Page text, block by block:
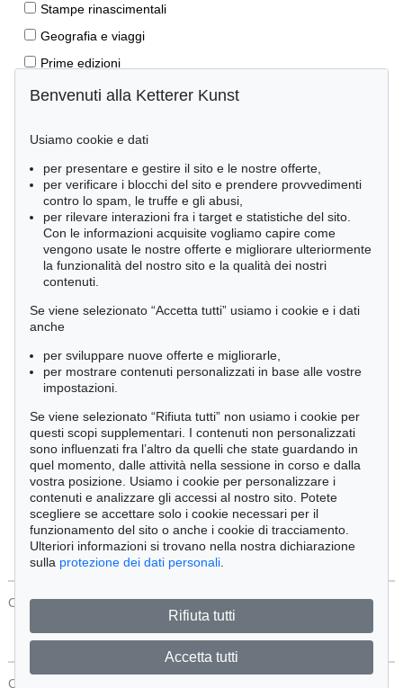
Stampe rinascimentali
Geografia e viaggi
Prime edizioni
Manoscritti antichi
Libri per bambini
Lifestyle
Pietre miliari delle scienze naturali
Letteratura classica
Economia e diritto
Meraviglie della natura
Cimelia
Ordine:
Tutti gli oggetti
Solo offerte attuali
Solo oggetti venduti
Cerca
CONTATTI Protezione Dei Dati
CONTATTI
Benvenuti alla Ketterer Kunst
Usiamo cookie e dati
per presentare e gestire il sito e le nostre offerte,
per verificare i blocchi del sito e prendere provvedimenti
contro lo spam, le truffe e gli abusi,
per rilevare interazioni fra i target e statistiche del sito.
Con le informazioni acquisite vogliamo capire come
vengono usate le nostre offerte e migliorare ulteriormente
la funzionalità del nostro sito e la qualità dei nostri
contenuti.
Se viene selezionato “Accetta tutti” usiamo i cookie e i dati
anche
per sviluppare nuove offerte e migliorarle,
per mostrare contenuti personalizzati in base alle vostre
impostazioni.
Se viene selezionato “Rifiuta tutti” non usiamo i cookie per
questi scopi supplementari. I contenuti non personalizzati
sono influenzati fra l’altro da quelli che state guardando in
quel momento, dalle attività nella sessione in corso e dalla
vostra posizione. Usiamo i cookie per personalizzare i
contenuti e analizzare gli accessi al nostro sito. Potete
scegliere se accettare solo i cookie necessari per il
funzionamento del sito o anche i cookie di tracciamento.
Ulteriori informazioni si trovano nella nostra dichiarazione
sulla protezione dei dati personali
Rifiuta tutti
Accetta tutti